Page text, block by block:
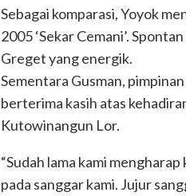
Sebagai komparasi, Yoyok
2005 ‘Sekar Cemani’.
Greget yang energik.
Sementara Gusman,
berterima kasih atas
Kutowinangun Lor.
“Sudah lama kami
pada sanggar kami. Jujur